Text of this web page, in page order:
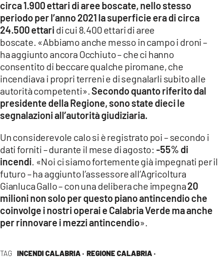
TAG INCENDI CALABRIA · REGIONE CALABRIA ·
circa 1.900 ettari di aree boscate, nello stesso
periodo per l’anno 2021 la superficie era di circa
24.500 ettari di cui 8.400 ettari di aree
boscate. «Abbiamo anche messo in campo i droni –
ha aggiunto ancora Occhiuto – che ci hanno
consentito di beccare qualche piromane, che
incendiava i propri terreni e di segnalarli subito alle
autorità competenti».Secondo quanto riferito dal
presidente della Regione, sono state dieci le
segnalazioni all’autorità giudiziaria.
Un considerevole calo si è registrato poi – secondo i
dati forniti – durante il mese di agosto: -55% di
incendi . «Noi ci siamo fortemente già impegnati per il
futuro – ha aggiunto l’assessore all’Agricoltura
Gianluca Gallo – con una delibera che impegna20
milioni non solo per questo piano antincendio che
coinvolge i nostri operai e Calabria Verde ma anche
per rinnovare i mezzi antincendio».